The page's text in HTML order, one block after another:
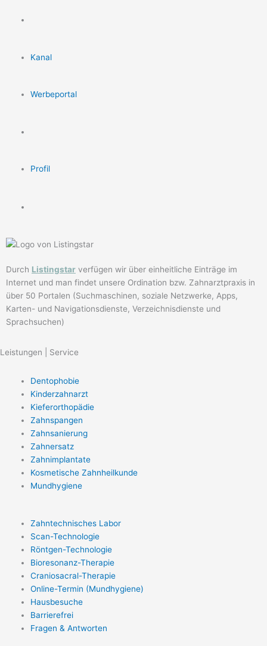
Kanal
Werbeportal
Profil
Durch Listingstar verfügen wir über einheitliche Einträge im
Internet und man findet unsere Ordination bzw. Zahnarztpraxis in
über 50 Portalen (Suchmaschinen, soziale Netzwerke, Apps,
Karten- und Navigationsdienste, Verzeichnisdienste und
Sprachsuchen)
Leistungen | Service
Dentophobie
Kinderzahnarzt
Kieferorthopädie
Zahnspangen
Zahnsanierung
Zahnersatz
Zahnimplantate
Kosmetische Zahnheilkunde
Mundhygiene
Zahntechnisches Labor
Scan-Technologie
Röntgen-Technologie
Bioresonanz-Therapie
Craniosacral-Therapie
Online-Termin (Mundhygiene)
Hausbesuche
Barrierefrei
Fragen & Antworten